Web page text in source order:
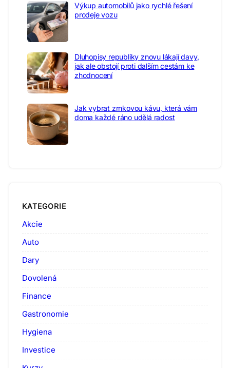
Výkup automobilů jako rychlé řešení
prodeje vozu
Dluhopisy republiky znovu lákají davy,
jak ale obstojí proti dalším cestám ke
zhodnocení
Jak vybrat zrnkovou kávu, která vám
doma každé ráno udělá radost
KATEGORIE
Akcie
Auto
Dary
Dovolená
Finance
Gastronomie
Hygiena
Investice